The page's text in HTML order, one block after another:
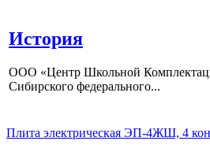
История
ООО «Центр Школьной
Сибирского федерального...
Плита электрическая ЭП-4ЖШ, 4